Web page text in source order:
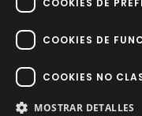
Factory Sport 2023© –
Impulsoh
COOKIES DE
COOKIES NO
MOSTRAR DETALLES